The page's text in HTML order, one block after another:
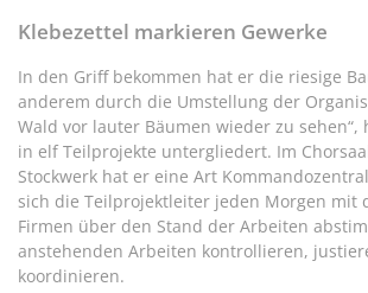
Klebezettel markieren Gewerke
In den Griff bekommen hat er die riesige
anderem durch die Umstellung der
Wald vor lauter Bäumen wieder zu sehen“,
in elf Teilprojekte untergliedert. Im
Stockwerk hat er eine Art
sich die Teilprojektleiter jeden Morgen mit
Firmen über den Stand der Arbeiten
anstehenden Arbeiten kontrollieren,
koordinieren.